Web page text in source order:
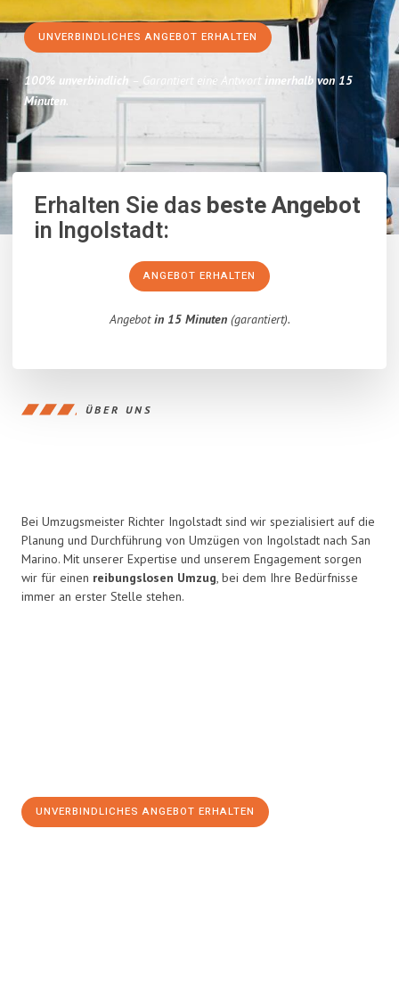
UNVERBINDLICHES ANGEBOT ERHALTEN
100% unverbindlich – Garantiert eine Antwort innerhalb von 15
Minuten.
Erhalten Sie dasbeste Angebot
in Ingolstadt:
ANGEBOT ERHALTEN
Angebotin 15 Minuten(garantiert).
ÜBER UNS
Bei Umzugsmeister Richter Ingolstadt sind wir spezialisiert auf die
Planung und Durchführung von Umzügen von Ingolstadt nach San
Marino. Mit unserer Expertise und unserem Engagement sorgen
wir für einen reibungslosen Umzug, bei dem Ihre Bedürfnisse
immer an erster Stelle stehen.
UNVERBINDLICHES ANGEBOT ERHALTEN